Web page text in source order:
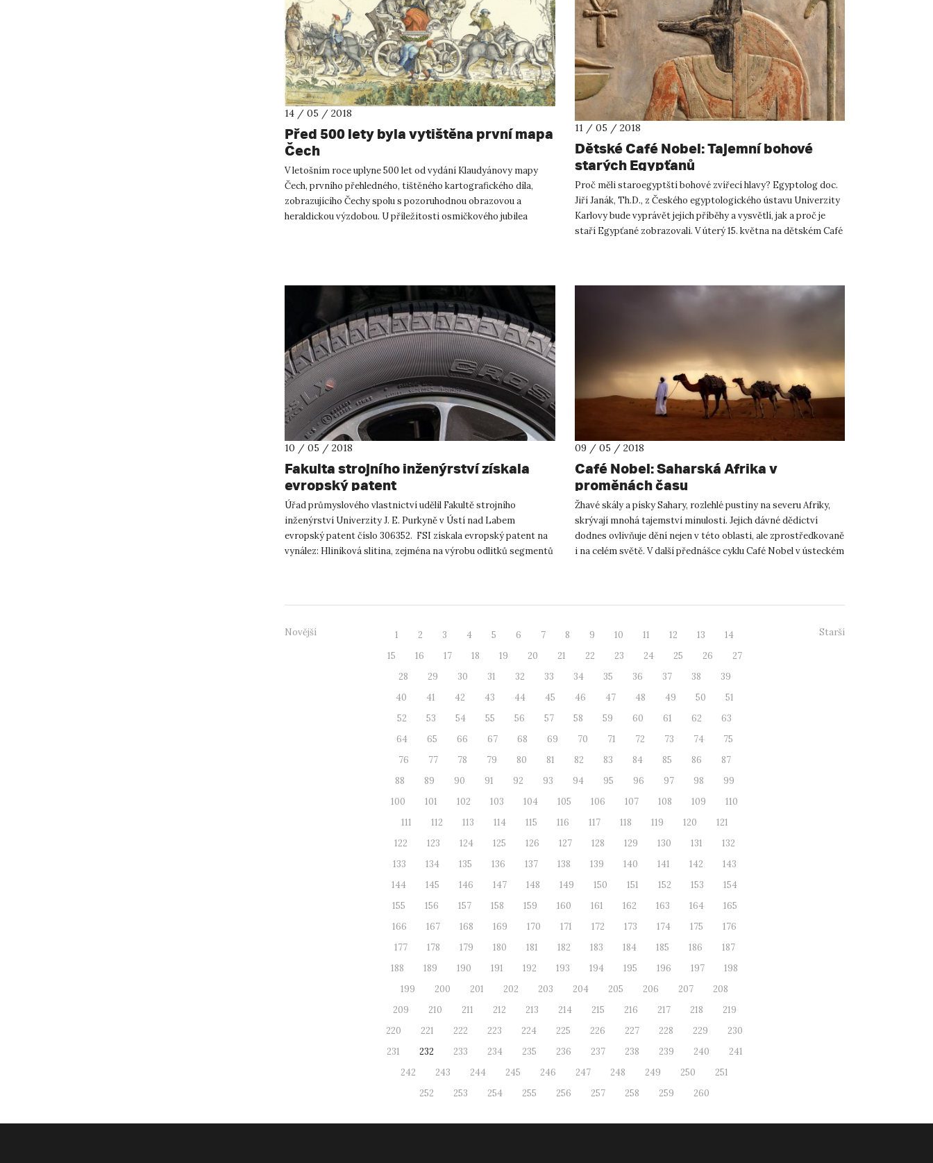
14 / 05 / 2018
Před 500 lety byla vytištěna první mapa
Čech
V letošním roce uplyne 500 let od vydání Klaudyánovy mapy
Čech, prvního přehledného, tištěného kartografického díla,
zobrazujícího Čechy spolu s pozoruhodnou obrazovou a
heraldickou výzdobou. U příležitosti osmičkového jubilea
11 / 05 / 2018
Dětské Café Nobel: Tajemní bohové
starých Egypťanů
Proč měli staroegyptští bohové zvířecí hlavy? Egyptolog doc.
Jiří Janák, Th.D., z Českého egyptologického ústavu Univerzity
Karlovy bude vyprávět jejich příběhy a vysvětlí, jak a proč je
staří Egypťané zobrazovali. V úterý 15. května na dětském Café
10 / 05 / 2018
Fakulta strojního inženýrství získala
evropský patent
Úřad průmyslového vlastnictví udělil Fakultě strojního
inženýrství Univerzity J. E. Purkyně v Ústí nad Labem
evropský patent číslo 306352. FSI získala evropský patent na
vynález: Hliníková slitina, zejména na výrobu odlitků segmentů
09 / 05 / 2018
Café Nobel: Saharská Afrika v
proměnách času
Žhavé skály a písky Sahary, rozlehlé pustiny na severu Afriky,
skrývají mnohá tajemství minulosti. Jejich dávné dědictví
dodnes ovlivňuje dění nejen v této oblasti, ale zprostředkovaně
i na celém světě. V další přednášce cyklu Café Nobel v ústeckém
Novější 1 2 3 4 5 6 7 8 9 10 11 12 13
14
15
16 17 18 19 20 21 22 23 24 25 26
27
28
29 30 31 32 33 34 35 36 37 38
39
40
41 42 43 44 45 46 47 48 49 50
51
52
53 54 55 56 57 58 59 60 61 62
63
64
65 66 67 68 69 70 71 72 73 74
75
76
77 78 79 80 81 82 83 84 85 86
87
88
89 90 91 92 93 94 95 96 97 98
99
100
101 102 103 104 105 106 107 108 109
110
111
112 113 114 115 116 117 118 119 120
121
122
123 124 125 126 127 128 129 130 131
132
133
134 135 136 137 138 139 140 141 142
143
144
145 146 147 148 149 150 151 152 153
154
155
156 157 158 159 160 161 162 163 164
165
166
167 168 169 170 171 172 173 174 175
176
177
178 179 180 181 182 183 184 185 186
187
188
189 190 191 192 193 194 195 196 197
198
199
200 201 202 203 204 205 206 207
208
209
210 211 212 213 214 215 216 217 218
219
220
221 222 223 224 225 226 227 228 229
230
231
232 233 234 235 236 237 238 239 240
241
242
243 244 245 246 247 248 249 250
251
252
253 254 255 256 257 258 259 260
Starší